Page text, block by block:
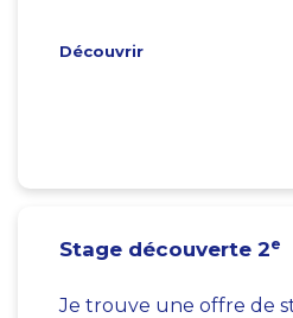
Découvrir
Stage découverte 2e
Je trouve une offre de